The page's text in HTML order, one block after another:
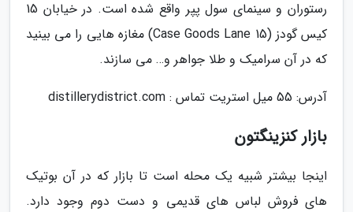
رستوران و سینمای سول پپر واقع شده است. در خیابان 15
کیس گودز (15 Case Goods Lane) مغازه هایی را می بینید
که در آن سرامیک و طلا جواهر و… می سازند.
آدرس: 55 میل استریت تماس : distillerydistrict.com
بازار کنزینگتون
اینجا بیشتر شبیه یک محله است تا بازار که در آن بوتیک
های فروش لباس های قدیمی و دست دوم وجود دارد.